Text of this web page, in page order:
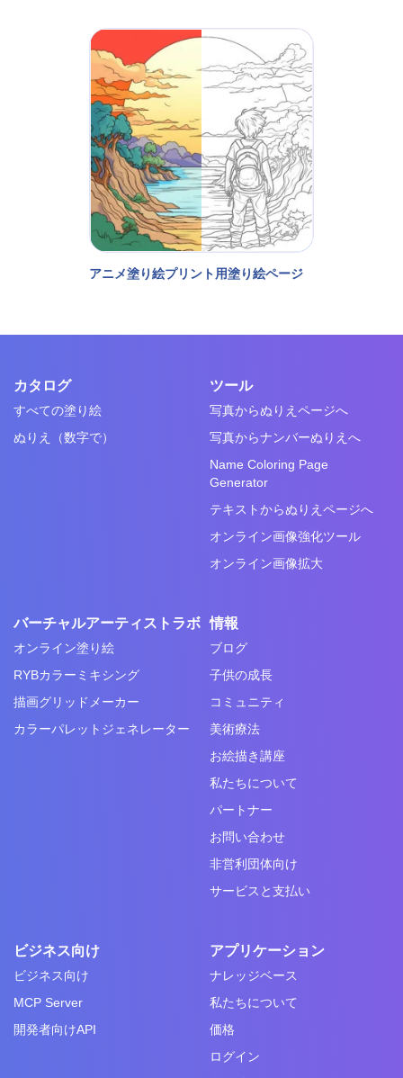
アニメ塗り絵プリント用塗り絵ページ
カタログ
すべての塗り絵
ぬりえ（数字で）
ツール
写真からぬりえページへ
写真からナンバーぬりえへ
Name Coloring Page
Generator
テキストからぬりえページへ
オンライン画像強化ツール
オンライン画像拡大
バーチャルアーティストラボ
オンライン塗り絵
RYBカラーミキシング
描画グリッドメーカー
カラーパレットジェネレーター
情報
ブログ
子供の成長
コミュニティ
美術療法
お絵描き講座
私たちについて
パートナー
お問い合わせ
非営利団体向け
サービスと支払い
ビジネス向け
ビジネス向け
MCP Server
開発者向けAPI
アプリケーション
ナレッジベース
私たちについて
価格
ログイン